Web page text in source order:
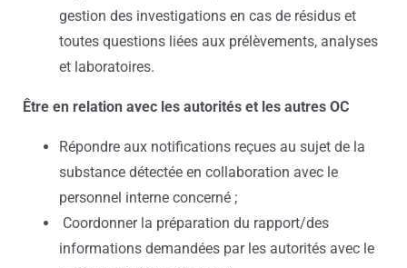
gestion des investigations en cas de résidus et
toutes questions liées aux prélèvements, analyses
et laboratoires.
Être en relation avec les autorités et les autres OC
Répondre aux notifications reçues au sujet de la
substance détectée en collaboration avec le
personnel interne concerné ;
Coordonner la préparation du rapport/des
informations demandées par les autorités avec le